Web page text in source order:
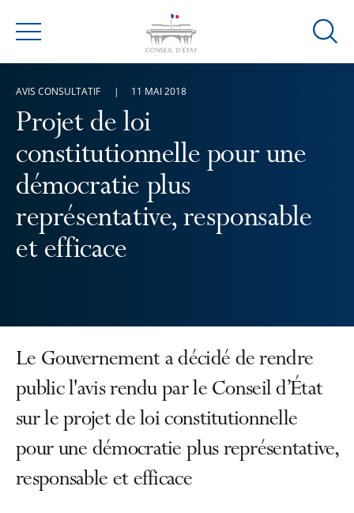
Menu
Ouvrir
Projet de loi
constitutionnelle pour une
démocratie plus
représentative, responsable
et efficace
AVIS CONSULTATIF 11 MAI 2018
Le Gouvernement a décidé de rendre
public l'avis rendu par le Conseil d’État
sur le projet de loi constitutionnelle
pour une démocratie plus représentative,
responsable et efficace